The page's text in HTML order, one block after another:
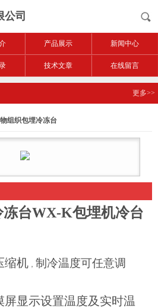
司
产品展示 新闻中心
技术文章 在线留言
更多>>
组织包埋冷冻台
台WX-K包埋机冷台
缩机 ， 制冷温度可任意调
屏显示设置温度及实时温